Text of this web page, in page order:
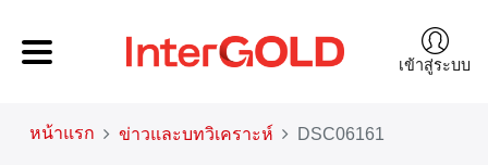
เข้าสู่ระบบ
หน้าแรก ข่าวและบทวิเคราะห์ DSC06161